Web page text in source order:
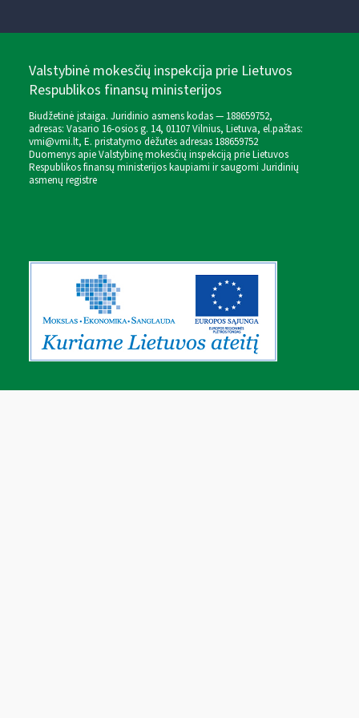
Valstybinė mokesčių inspekcija prie Lietuvos
Respublikos finansų ministerijos
Biudžetinė įstaiga. Juridinio asmens kodas — 188659752,
adresas: Vasario 16-osios g. 14, 01107 Vilnius, Lietuva, el.paštas:
vmi@vmi.lt, E. pristatymo dėžutės adresas 188659752
Duomenys apie Valstybinę mokesčių inspekciją prie Lietuvos
Respublikos finansų ministerijos kaupiami ir saugomi Juridinių
asmenų registre